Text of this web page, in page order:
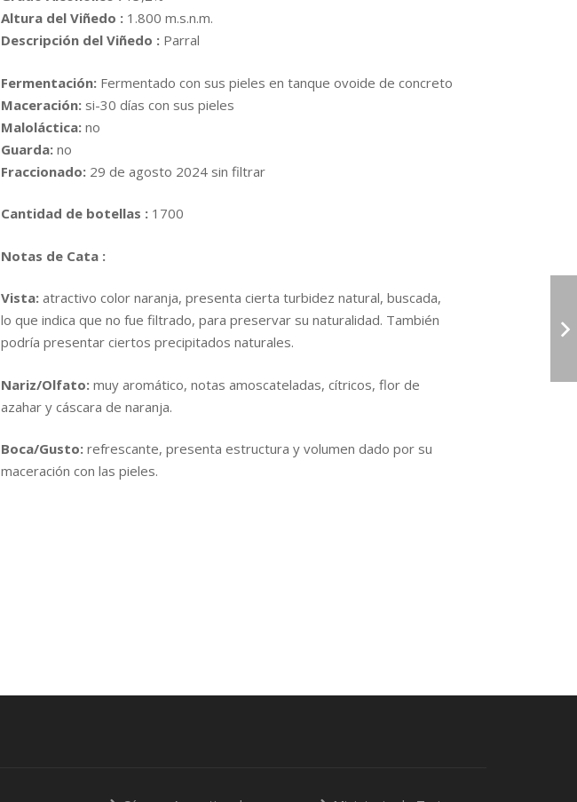
Altura del Viñedo :1.800 m.s.n.m.
Descripción del Viñedo : Parral
Fermentación:Fermentado con sus pieles en tanque ovoide de concreto
Maceración:si-30 días con sus pieles
Maloláctica:no
Guarda:no
Fraccionado: 29 de agosto 2024 sin filtrar
Cantidad de botellas :1700
Notas de Cata :
Vista: atractivo color naranja, presenta cierta turbidez natural, buscada,
lo que indica que no fue filtrado, para preservar su naturalidad. También
podría presentar ciertos precipitados naturales.
Nariz/Olfato: muy aromático, notas amoscateladas, cítricos, flor de
azahar y cáscara de naranja.
Boca/Gusto:refrescante, presenta estructura y volumen dado por su
maceración con las pieles.